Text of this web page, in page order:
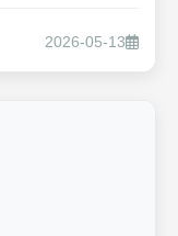
2026-05-13